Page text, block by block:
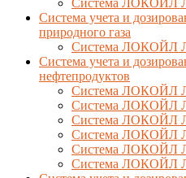
Система учета и
природного газа
Система ЛОКОЙЛ
Система учета и
нефтепродуктов
Система ЛОКОЙЛ
Система ЛОКОЙЛ
Система ЛОКОЙЛ
Система ЛОКОЙЛ
Система ЛОКОЙЛ
Система ЛОКОЙЛ